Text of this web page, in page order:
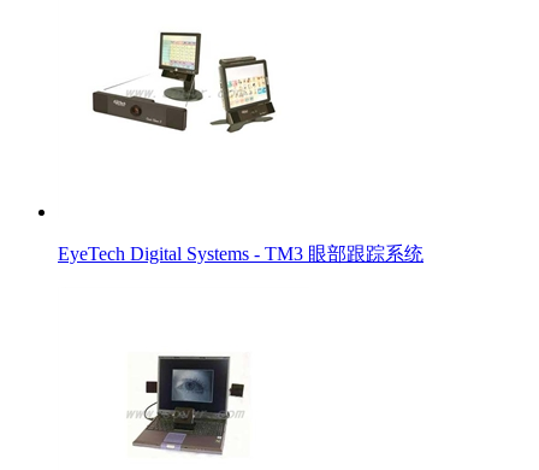
EyeTech Digital Systems - TM3 眼部跟踪系统